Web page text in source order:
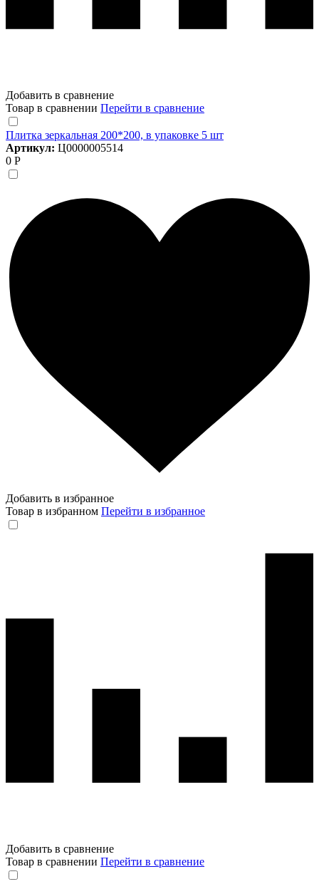
Добавить в сравнение
Товар в сравнении Перейти в сравнение
Плитка зеркальная 200*200, в упаковке 5 шт
Артикул: Ц0000005514
0 Р
Добавить в избранное
Товар в избранном Перейти в избранное
Добавить в сравнение
Товар в сравнении Перейти в сравнение